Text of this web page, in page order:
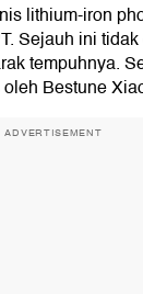
lithium-iron
Sejauh ini
tempuhnya.
Bestune
ADVERTISEMENT